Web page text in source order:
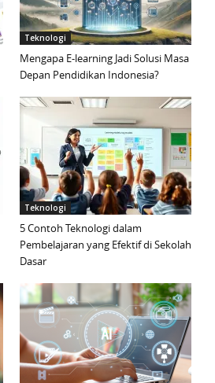
Teknologi
Mengapa E-learning Jadi Solusi Masa
Depan Pendidikan Indonesia?
Teknologi
5 Contoh Teknologi dalam
Pembelajaran yang Efektif di Sekolah
Dasar